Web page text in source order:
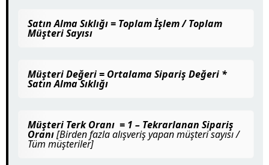
Satın Alma Sıklığı = Toplam İşlem / Toplam
Müşteri Sayısı
Müşteri Değeri = Ortalama Sipariş Değeri *
Satın Alma Sıklığı
Müşteri Terk Oranı = 1 – Tekrarlanan Sipariş
Oranı[Birden fazla alışveriş yapan müşteri sayısı /
Tüm müşteriler]